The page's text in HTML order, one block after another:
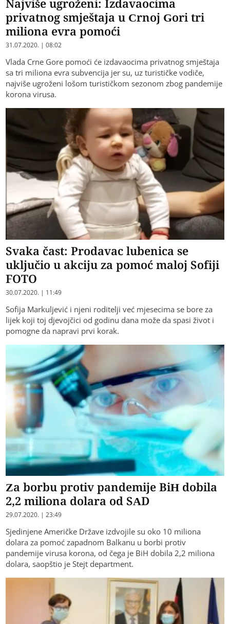
Najviše ugroženi: Izdavaocima
privatnog smještaja u Crnoj Gori tri
miliona evra pomoći
31.07.2020. | 08:02
Vlada Crne Gore pomoći će izdavaocima privatnog smještaja
sa tri miliona evra subvencija jer su, uz turističke vodiče,
najviše ugroženi lošom turističkom sezonom zbog pandemije
korona virusa.
Svaka čast: Prodavac lubenica se
uključio u akciju za pomoć maloj Sofiji
FOTO
30.07.2020. | 11:49
Sofija Markuljević i njeni roditelji već mjesecima se bore za
lijek koji toj djevojčici od godinu dana može da spasi život i
pomogne da napravi prvi korak.
Za borbu protiv pandemije BiH dobila
2,2 miliona dolara od SAD
29.07.2020. | 23:49
Sjedinjene Američke Države izdvojile su oko 10 miliona
dolara za pomoć zapadnom Balkanu u borbi protiv
pandemije virusa korona, od čega je BiH dobila 2,2 miliona
dolara, saopštio je Stejt department.